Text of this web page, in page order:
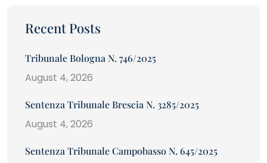
Recent Posts
Tribunale Bologna N. 746/2025
August 4, 2026
Sentenza Tribunale Brescia N. 3285/2025
August 4, 2026
Sentenza Tribunale Campobasso N. 645/2025